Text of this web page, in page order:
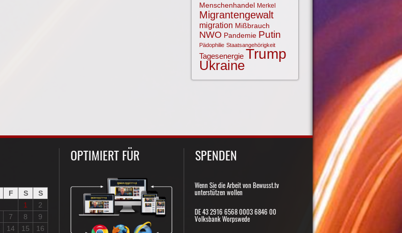
Menschenhandel Merkel
Migrantengewalt
migration Mißbrauch
NWO Pandemie Putin
Pädophilie Staatsangehörigkeit
Tagesenergie Trump
Ukraine
F S
S
1
2
7 8
9
14 15 16
OPTIMIERT FÜR SPENDEN
Wenn Sie die Arbeit von Bewusst.tv
unterstützen wollen
DE 43 2916 6568 0003 6846 00
Volksbank Worpswede